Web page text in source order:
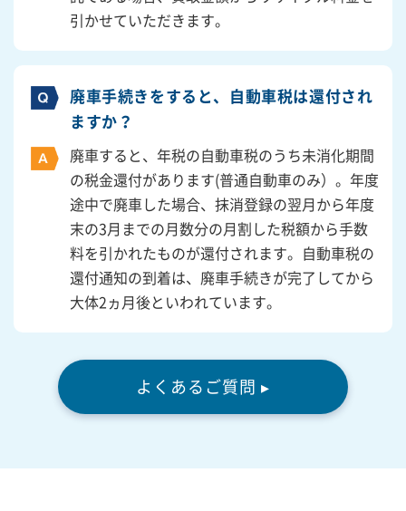
引かせていただきます。
廃車手続きをすると、自動車税は還付され
ますか？
廃車すると、年税の自動車税のうち未消化期間
の税金還付があります(普通自動車のみ）。年度
途中で廃車した場合、抹消登録の翌月から年度
末の3月までの月数分の月割した税額から手数
料を引かれたものが還付されます。自動車税の
還付通知の到着は、廃車手続きが完了してから
大体2ヵ月後といわれています。
よくあるご質問 ▸